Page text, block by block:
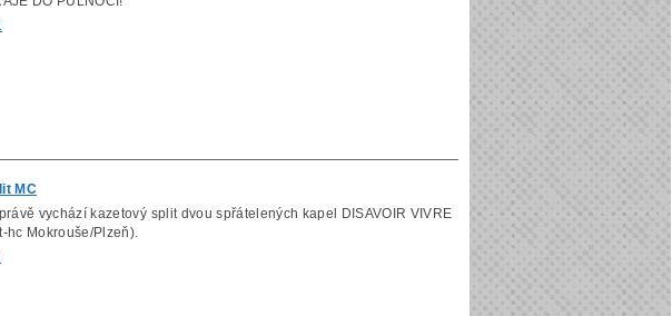
MC
vychází kazetový split dvou spřátelených kapel DISAVOIR VIVRE
hc Mokrouše/Plzeň).